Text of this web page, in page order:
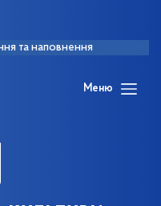
та наповнення
Меню